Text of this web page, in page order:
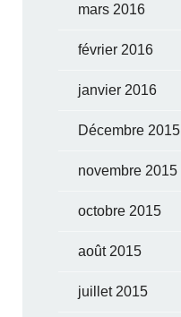
mars 2016
février 2016
janvier 2016
Décembre 2015
novembre 2015
octobre 2015
août 2015
juillet 2015